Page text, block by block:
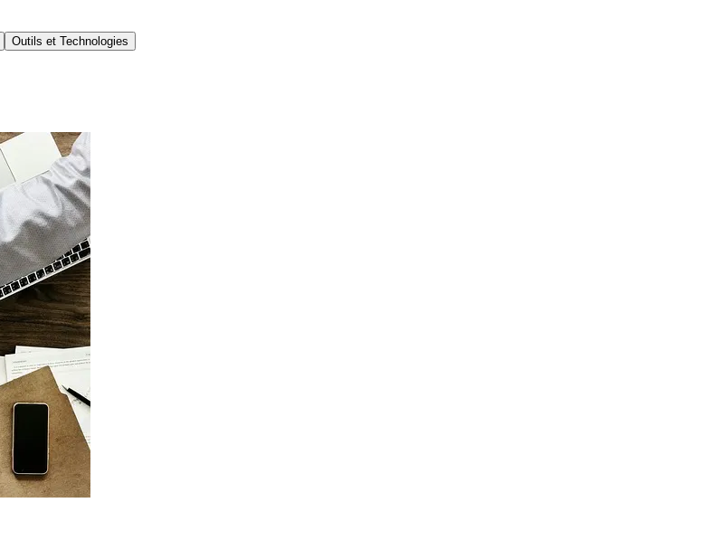
Outils et Technologies